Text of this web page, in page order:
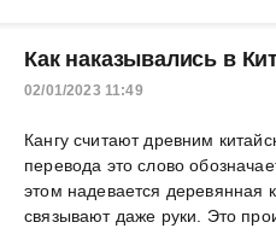
Как наказывались в
02/01/2023 11:49
Кангу считают древним
перевода это слово
этом надевается деревянная
связывают даже руки. Это